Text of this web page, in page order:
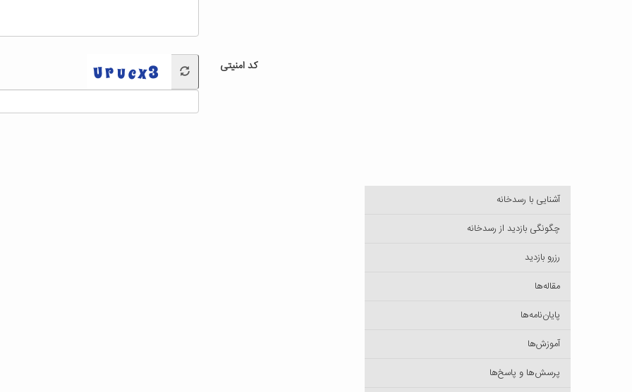
کد امنیتی
آشنایی با رسدخانه
چگونگی بازدید از رسدخانه
رزرو بازدید
مقاله‌ها
پایان‌نامه‌ها
آموزش‌ها
پرسش‌ها و پاسخ‌ها